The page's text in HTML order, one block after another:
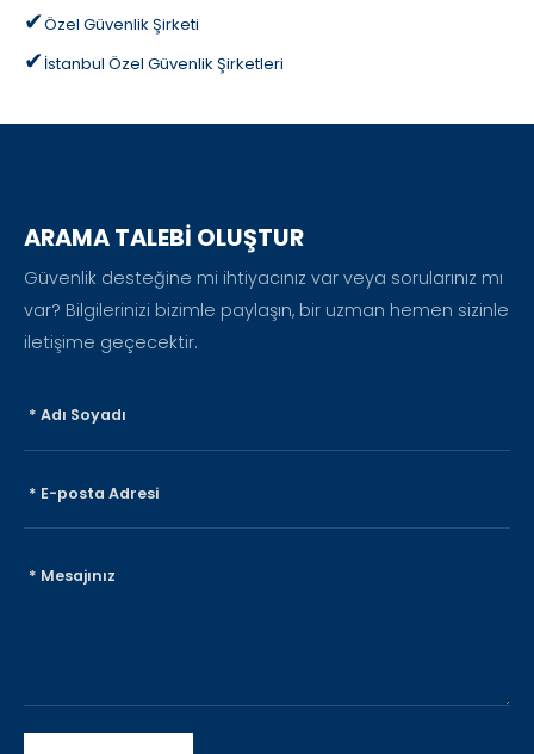
Özel Güvenlik Şirketi
İstanbul Özel Güvenlik Şirketleri
ARAMA TALEBİ OLUŞTUR
Güvenlik desteğine mi ihtiyacınız var veya sorularınız mı
var? Bilgilerinizi bizimle paylaşın, bir uzman hemen sizinle
iletişime geçecektir.